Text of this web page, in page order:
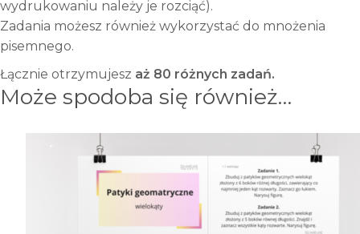
wydrukowaniu należy je rozciąć).
Zadania możesz również wykorzystać do mnożenia
pisemnego.
Łącznie otrzymujesz aż 80 różnych zadań.
Może spodoba się również…